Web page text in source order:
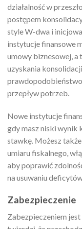
działalność w
postępem
style W-dwa i
instytucje finansowe
umowy biznesowej, a
uzyskania
przepływ potrzeb.
Nowe instytucje
gdy masz niski wynik
stawkę. Możesz
umiaru fiskalnego,
aby poprawić
na usuwaniu
Zabezpieczenie
Zabezpieczeniem